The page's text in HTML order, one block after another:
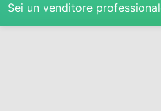
Sei un venditore